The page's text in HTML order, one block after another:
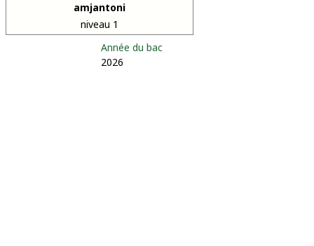
amjantoni
niveau 1
Année du bac
2026